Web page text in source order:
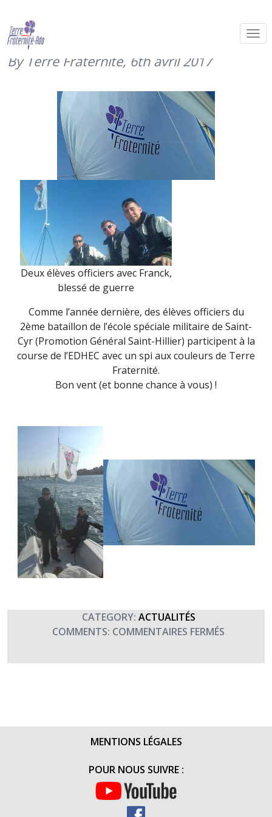
Début de la course de l’EDHEC (mars
2017)
By Terre Fraternité, 6th avril 2017
Deux élèves officiers avec Franck,
blessé de guerre
Comme l’année dernière, des élèves officiers du
2ème bataillon de l’école spéciale militaire de Saint-
Cyr (Promotion Général Saint-Hillier) participent à la
course de l’EDHEC avec un spi aux couleurs de Terre
Fraternité.
Bon vent (et bonne chance à vous) !
CATEGORY: ACTUALITÉS
COMMENTS: COMMENTAIRES FERMÉS
DE
MENTIONS LÉGALES
POUR NOUS SUIVRE :